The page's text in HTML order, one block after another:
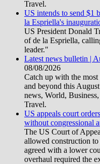
Travel.
US intends to send $1
la Espriella's
US President Donald
of de la Espriella,
leader."
Latest news bulletin |
08/08/2026
Catch up with the
and beyond this
news, World,
Travel.
US appeals court
without congressional
The US Court of
allowed construction
agreed with a lower
overhaul required the